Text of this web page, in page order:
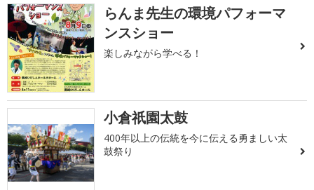
らんま先生の環境パフォーマ
ンスショー
楽しみながら学べる！
小倉祇園太鼓
400年以上の伝統を今に伝える勇ましい太
鼓祭り